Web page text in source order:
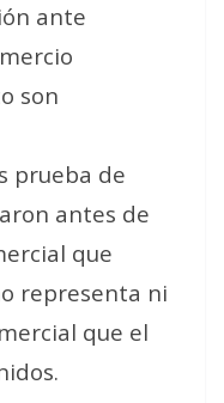
ante
son
prueba de
antes de
que
representa ni
que el